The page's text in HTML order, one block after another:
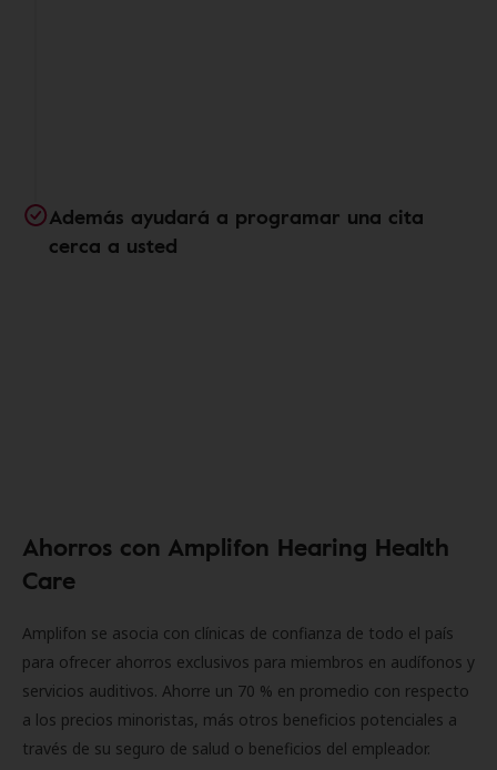
Además ayudará a programar una cita
cerca a usted
Ahorros con Amplifon Hearing Health
Care
Amplifon se asocia con clínicas de confianza de todo el país
para ofrecer ahorros exclusivos para miembros en audífonos y
servicios auditivos. Ahorre un 70 % en promedio con respecto
a los precios minoristas, más otros beneficios potenciales a
través de su seguro de salud o beneficios del empleador.